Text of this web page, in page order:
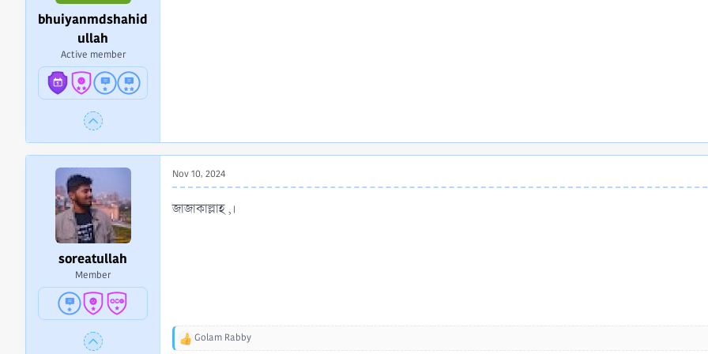
bhuiyanmdshahid
ullah
Active member
soreatullah
Member
Nov 10, 2024
জাজাকাল্লাহ ,।
R
Golam Rabby